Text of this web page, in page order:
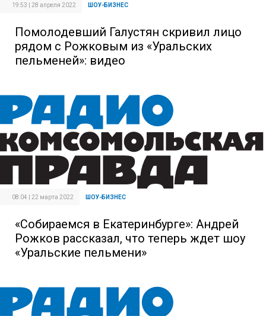
19:53 | 28 апреля 2022 ШОУ-БИЗНЕС
Помолодевший Галустян скривил лицо
рядом с Рожковым из «Уральских
пельменей»: видео
08:04 | 22 марта 2022 ШОУ-БИЗНЕС
«Собираемся в Екатеринбурге»: Андрей
Рожков рассказал, что теперь ждет шоу
«Уральские пельмени»